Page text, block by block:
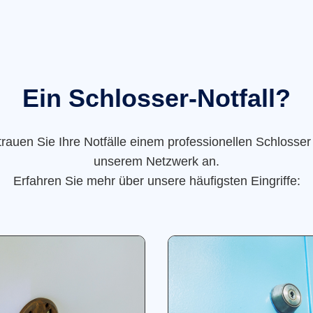
Ein Schlosser-Notfall?
Sie Ihre Notfälle einem professionellen
unserem Netzwerk an.
Erfahren Sie mehr über unsere häufigsten Eingriffe: